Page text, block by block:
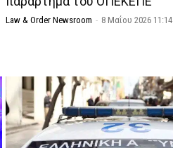
Law & Order Newsroom - 8 Μαΐου 2026 11:14